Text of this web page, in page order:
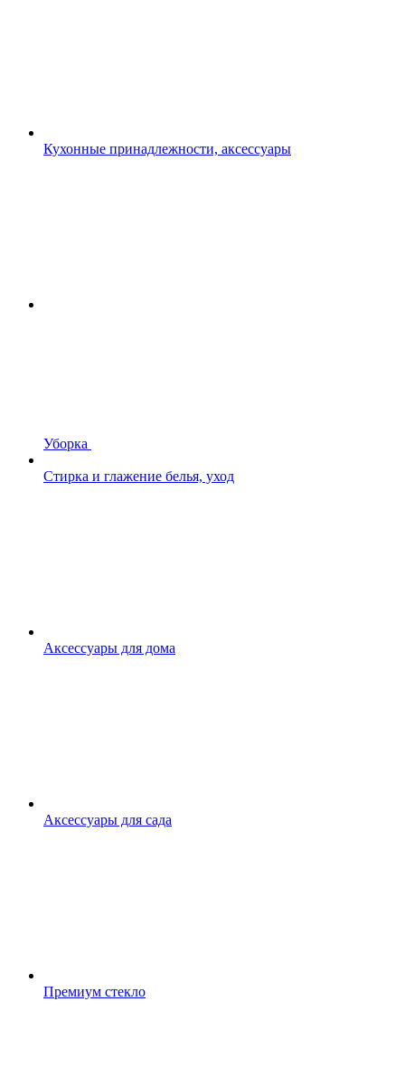
Кухонные принадлежности, аксессуары
Уборка
Стирка и глажение белья, уход
Аксессуары для дома
Аксессуары для сада
Премиум стекло